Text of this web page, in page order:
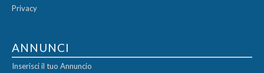
Privacy
ANNUNCI
Inserisci il tuo Annuncio